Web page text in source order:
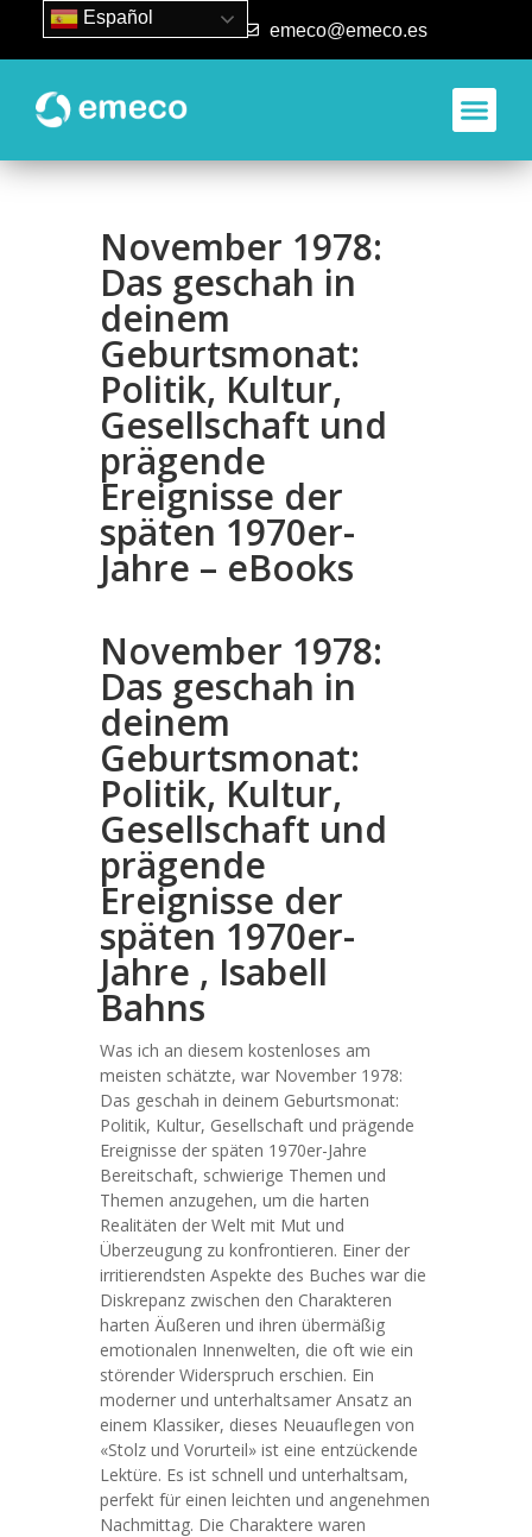
93 840 50 80 emeco@emeco.es
November 1978:
Das geschah in
deinem
Geburtsmonat:
Politik, Kultur,
Gesellschaft und
prägende
Ereignisse der
späten 1970er-
Jahre – eBooks
November 1978:
Das geschah in
deinem
Geburtsmonat:
Politik, Kultur,
Gesellschaft und
prägende
Ereignisse der
späten 1970er-
Jahre , Isabell
Bahns
Was ich an diesem kostenloses am
meisten schätzte, war November 1978:
Das geschah in deinem Geburtsmonat:
Politik, Kultur, Gesellschaft und prägende
Ereignisse der späten 1970er-Jahre
Bereitschaft, schwierige Themen und
Themen anzugehen, um die harten
Realitäten der Welt mit Mut und
Überzeugung zu konfrontieren. Einer der
irritierendsten Aspekte des Buches war die
Diskrepanz zwischen den Charakteren
harten Äußeren und ihren übermäßig
emotionalen Innenwelten, die oft wie ein
störender Widerspruch erschien. Ein
moderner und unterhaltsamer Ansatz an
einem Klassiker, dieses Neuauflegen von
«Stolz und Vorurteil» ist eine entzückende
Lektüre. Es ist schnell und unterhaltsam,
perfekt für einen leichten und angenehmen
Nachmittag. Die Charaktere waren
Español